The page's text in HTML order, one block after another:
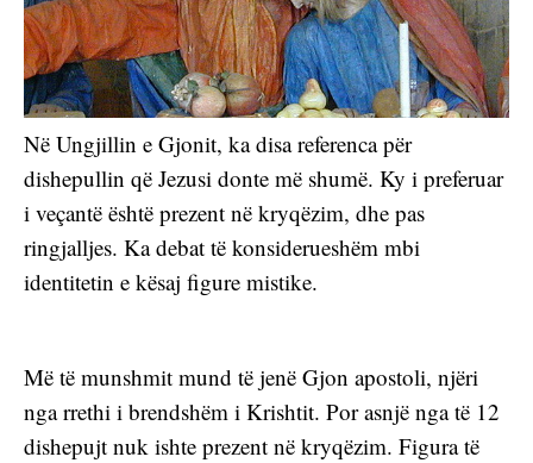
Në Ungjillin e Gjonit, ka disa referenca për
dishepullin që Jezusi donte më shumë. Ky i preferuar
i veçantë është prezent në kryqëzim, dhe pas
ringjalljes. Ka debat të konsiderueshëm mbi
identitetin e kësaj figure mistike.
Më të munshmit mund të jenë Gjon apostoli, njëri
nga rrethi i brendshëm i Krishtit. Por asnjë nga të 12
dishepujt nuk ishte prezent në kryqëzim. Figura të